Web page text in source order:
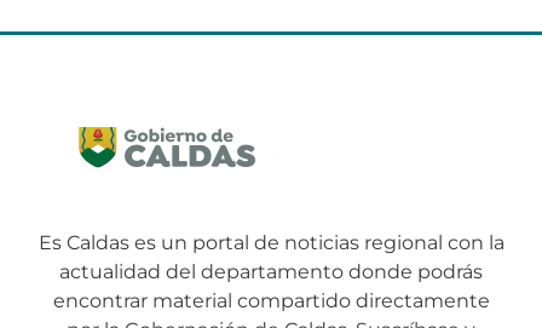
Es Caldas es un portal de noticias regional con la
actualidad del departamento donde podrás
encontrar material compartido directamente